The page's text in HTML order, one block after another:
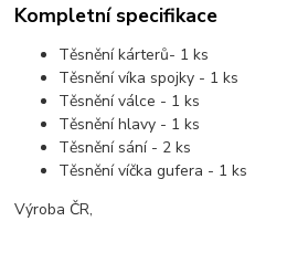
Kompletní specifikace
Těsnění kárterů- 1 ks
Těsnění víka spojky - 1 ks
Těsnění válce - 1 ks
Těsnění hlavy - 1 ks
Těsnění sání - 2 ks
Těsnění víčka gufera - 1 ks
Výroba ČR,